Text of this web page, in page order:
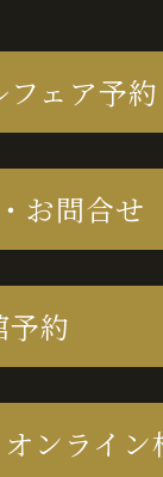
フェア予約
お問合せ
予約
ンライン